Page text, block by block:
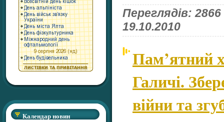
Календар новин
Переглядів:
19.10.2010
Пам’ятний
Галичі.
війни та